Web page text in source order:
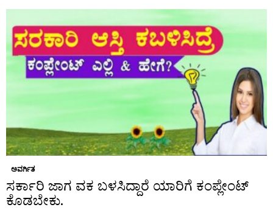
ಅವರ್ಗಿತ
ಸರ್ಕಾರಿ ಜಾಗ ವಕ ಬಳಸಿದ್ದಾರೆ ಯಾರಿಗೆ ಕಂಪ್ಲೇಂಟ್
ಕೊಡಬೇಕು.